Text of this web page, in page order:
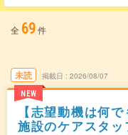
全 69件
未読
NEW
掲載日 2026/08/07
【志望動機は何
施設のケアスタッ